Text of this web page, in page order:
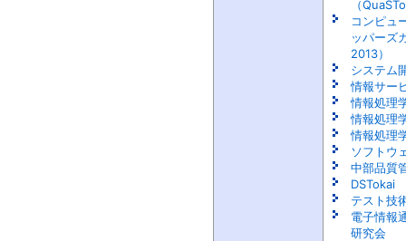
（
コンピュ
ッパーズ
2013）
システム
情報サー
情報処理
情報処理
情報処理
ソフトウ
中部品質
DSTokai
テスト技
電子情報
研究会